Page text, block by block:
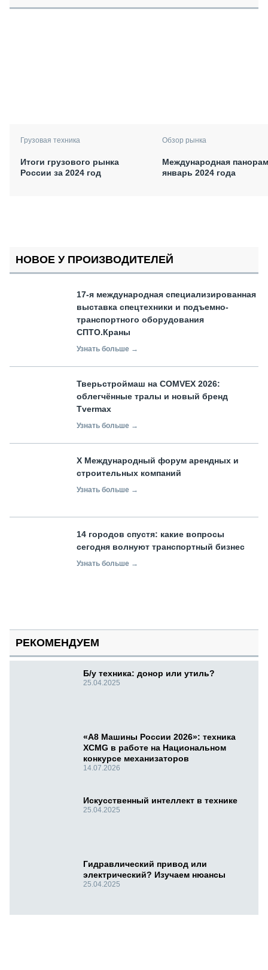
Грузовая техника
Итоги грузового рынка
России за 2024 год
Обзор рынка
Международная
январь 2024 года
НОВОЕ У ПРОИЗВОДИТЕЛЕЙ
17-я международная специализированная
выставка спецтехники и подъемно-
транспортного оборудования
СПТО.Краны
Узнать больше →
Тверьстроймаш на COMVEX 2026:
облегчённые тралы и новый бренд
Tvermax
Узнать больше →
X Международный форум арендных и
строительных компаний
Узнать больше →
14 городов спустя: какие вопросы
сегодня волнуют транспортный бизнес
Узнать больше →
РЕКОМЕНДУЕМ
Б/у техника: донор или утиль?
25.04.2025
«А8 Машины России 2026»: техника
XCMG в работе на Национальном
конкурсе механизаторов
14.07.2026
Искусственный интеллект в технике
25.04.2025
Гидравлический привод или
электрический? Изучаем нюансы
25.04.2025